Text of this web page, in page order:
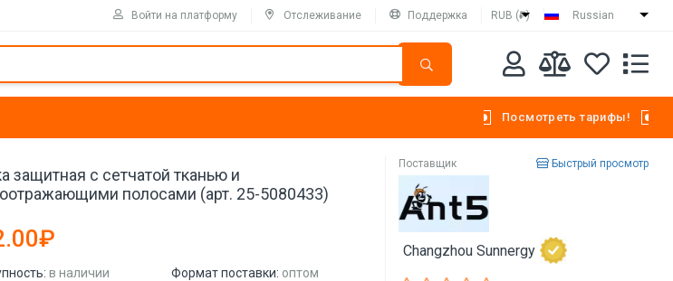
Войти на платформу Отслеживание Поддержка RUB (₽) Russian
Посмотреть тарифы!
защитная с сетчатой тканью и
полосами (арт. 25-5080433)
в наличии Формат поставки: оптом
Поставщик Быстрый просмотр
Changzhou Sunnergy